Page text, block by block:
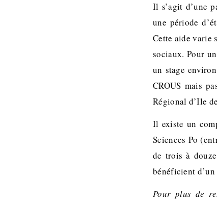
Il s’agit d’une
une période
Cette aide varie
sociaux. Pour
un stage
CROUS mais
Régional d’Ile
Il existe un
Sciences Po
de trois à
bénéficient
Pour plus de